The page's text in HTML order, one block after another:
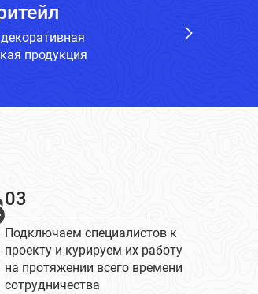
продукция
03
Подключаем специалистов к
проекту и курируем их работу
на протяжении всего времени
сотрудничества